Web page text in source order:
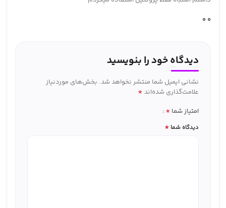
0
0
دیدگاه خود را بنویسید
نشانی ایمیل شما منتشر نخواهد شد. بخش‌های موردنیاز
علامت‌گذاری شده‌اند *
امتیاز شما *
دیدگاه شما *